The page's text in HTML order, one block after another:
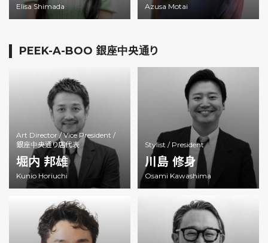
Elisa Shimada Azusa Motai
PEEK-A-BOO 銀座中央通り
Art Director /Vice President /
銀座中央通り店代表
堀内 邦雄
Kunio Horiuchi
Stylist / President
川島 修身
Osami Kawashima